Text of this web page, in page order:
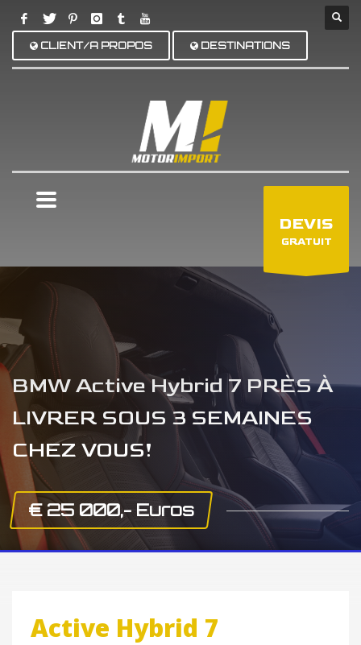
CLIENT/A PROPOS DESTINATIONS
DEVIS
GRATUIT
BMW Active Hybrid 7 PRÈS À
LIVRER SOUS 3 SEMAINES
CHEZ VOUS!
€ 25 000,- Euros
Active Hybrid 7